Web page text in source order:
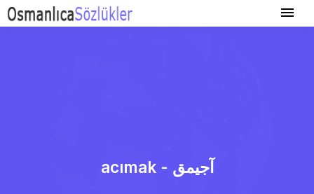
acımak - آجیمق